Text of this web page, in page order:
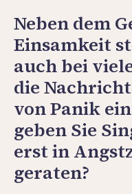
Neben dem
Einsamkeit
auch bei
die
von Panik
geben Sie
erst in
geraten?